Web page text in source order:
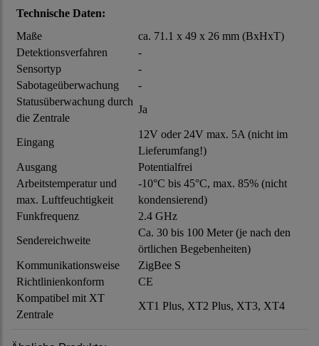
Technische Daten:
Maße
ca. 71.1 x 49 x 26 mm (BxHxT)
Detektionsverfahren
-
Sensortyp
-
Sabotageüberwachung
-
Statusüberwachung durch
die Zentrale
Ja
Eingang
12V oder 24V max. 5A (nicht im
Lieferumfang!)
Ausgang
Potentialfrei
Arbeitstemperatur und
max. Luftfeuchtigkeit
-10°C bis 45°C, max. 85% (nicht
kondensierend)
Funkfrequenz
2.4 GHz
Sendereichweite
Ca. 30 bis 100 Meter (je nach den
örtlichen Begebenheiten)
Kommunikationsweise
ZigBee S
Richtlinienkonform
CE
Kompatibel mit XT
Zentrale
XT1 Plus, XT2 Plus, XT3, XT4